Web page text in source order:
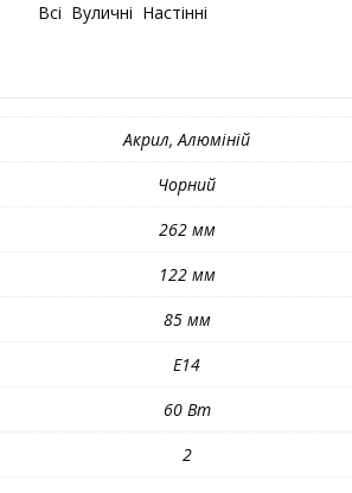
Bсі Вуличні Настінні
Акрил, Алюміній
Чорний
262 мм
122 мм
85 мм
E14
60 Вт
2